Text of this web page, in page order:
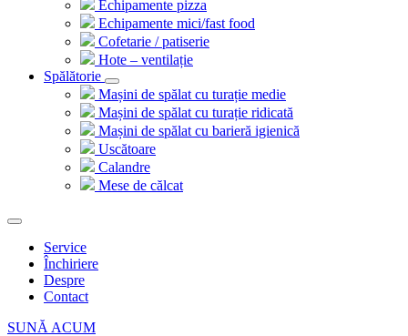
Echipamente pizza
Echipamente mici/fast food
Cofetarie / patiserie
Hote – ventilație
Spălătorie
Mașini de spălat cu turație medie
Mașini de spălat cu turație ridicată
Mașini de spălat cu barieră igienică
Uscătoare
Calandre
Mese de călcat
Service
Închiriere
Despre
Contact
SUNĂ ACUM